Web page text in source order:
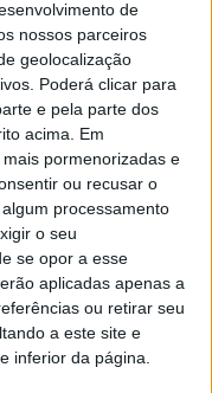
de
nossos parceiros
geolocalização
Poderá clicar para
e pela parte dos
acima. Em
pormenorizadas e
ou recusar o
processamento
o seu
se opor a esse
aplicadas apenas a
ou retirar seu
a este site e
inferior da página.
nacional,
colocados a